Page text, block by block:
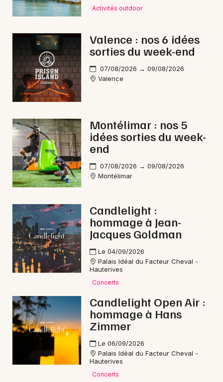
Sorties famille
Expos
Sorties & loisirs
Feu d'artifice dans la Drôme
Feu d'artifice en Auvergne-Rhône-Alpes
Artistes en tournée
Actus à Valence
Magazine à Valence
Choisir mes départements
Toulouse Activités outdoor
Valence : nos 6 idées
sorties du week-end
07/08/2026 → 09/08/2026
Valence
Montélimar : nos 5
idées sorties du week-
end
07/08/2026 → 09/08/2026
Montélimar
Candlelight :
hommage à Jean-
Jacques Goldman
Le 04/09/2026
Palais Idéal du Facteur Cheval -
Hauterives
Concerts
Candlelight Open Air :
hommage à Hans
Zimmer
Le 06/09/2026
Palais Idéal du Facteur Cheval -
Hauterives
Concerts